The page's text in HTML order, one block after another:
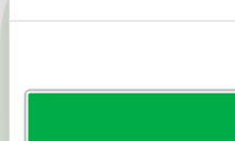
Chemisch